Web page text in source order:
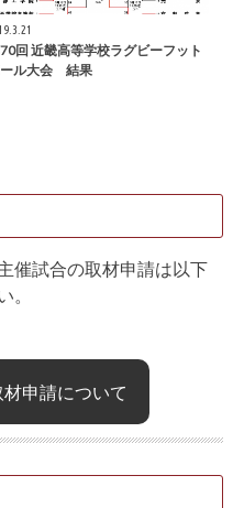
回 近畿高等学校ラグビーフット
ル大会 結果
催試合の取材申請は以下
。
申請について